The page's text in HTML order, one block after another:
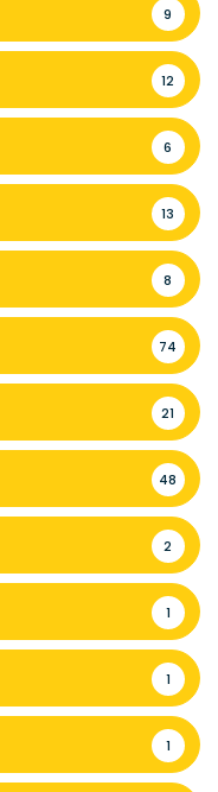
9
12
6
13
8
74
21
48
2
1
1
1